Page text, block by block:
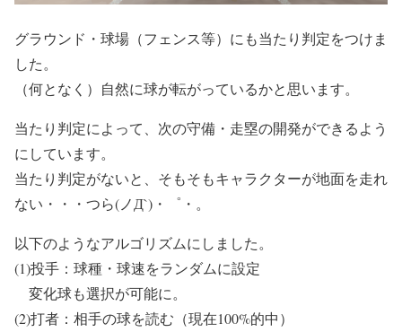
グラウンド・球場（フェンス等）にも当たり判定をつけま
した。
（何となく）自然に球が転がっているかと思います。
当たり判定によって、次の守備・走塁の開発ができるよう
にしています。
当たり判定がないと、そもそもキャラクターが地面を走れ
ない・・・つら(ノД`)・゜・。
以下のようなアルゴリズムにしました。
(1)投手：球種・球速をランダムに設定
変化球も選択が可能に。
(2)打者：相手の球を読む（現在100%的中）